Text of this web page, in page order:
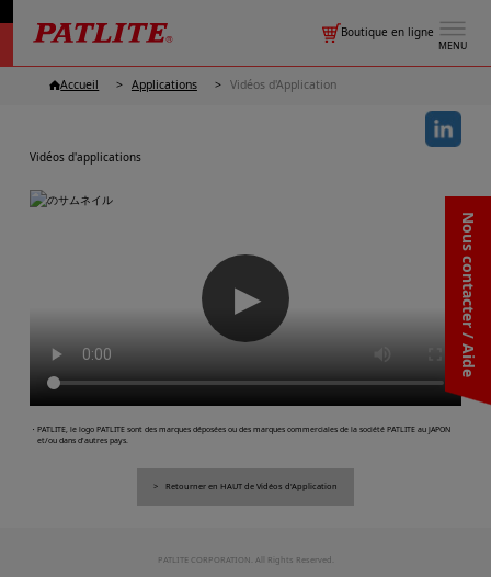
MENU
Boutique en ligne
Nous contacter / Aide
Accueil Applications Vidéos d'Application
Vidéos d'applications
▶
・PATLITE, le logo PATLITE sont des marques déposées ou des marques commerciales de la société PATLITE au JAPON
et/ou dans d'autres pays.
Retourner en HAUT de Vidéos d'Application
PATLITE CORPORATION. All Rights Reserved.